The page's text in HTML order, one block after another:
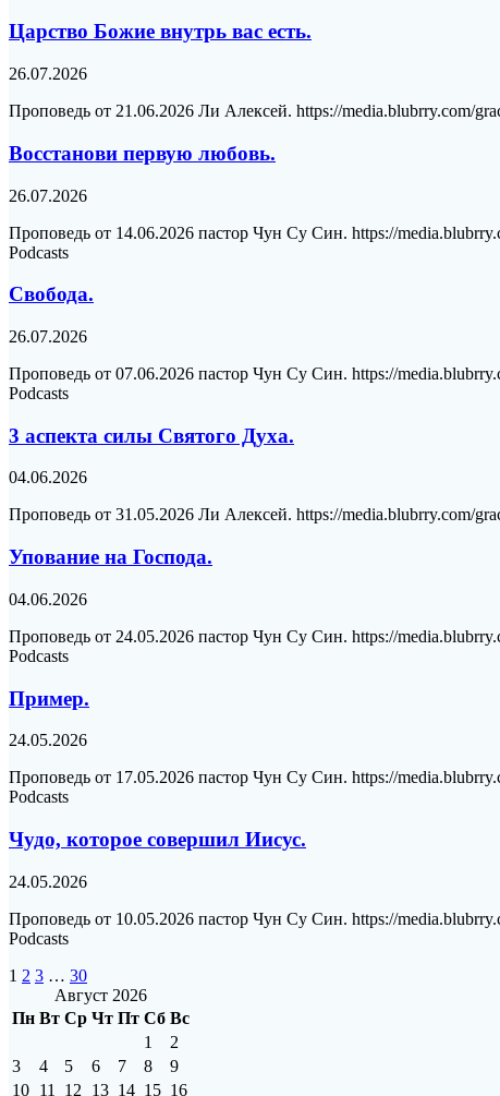
Царство Божие внутрь вас есть.
26.07.2026
Проповедь от 21.06.2026 Ли Алексей. https://media.blubrry.com/
Восстанови первую любовь.
26.07.2026
Проповедь от 14.06.2026 пастор Чун Су Син. https://
Podcasts
Свобода.
26.07.2026
Проповедь от 07.06.2026 пастор Чун Су Син. https://
Podcasts
3 аспекта силы Святого Духа.
04.06.2026
Проповедь от 31.05.2026 Ли Алексей. https://media.blubrry.com/
Упование на Господа.
04.06.2026
Проповедь от 24.05.2026 пастор Чун Су Син. https://
Podcasts
Пример.
24.05.2026
Проповедь от 17.05.2026 пастор Чун Су Син. https://
Podcasts
Чудо, которое совершил Иисус.
24.05.2026
Проповедь от 10.05.2026 пастор Чун Су Син. https://
Podcasts
Навигация
по
Страница
1 Страница
2 Страница
3 … Страница
30
Август 2026
Пн Вт Ср Чт Пт Сб Вс
1
2
3
4 5 6 7 8
9
10 11 12 13 14 15 16